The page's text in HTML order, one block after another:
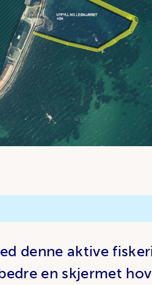
denne aktive
en skjermet